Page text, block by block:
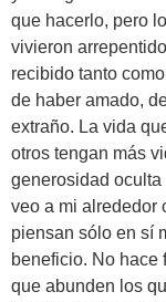
que hacerlo, pero
vivieron
recibido tanto
de haber amado,
extraño. La vida
otros tengan más
generosidad
veo a mi alrededor
piensan sólo en sí
beneficio. No hace
que abunden los